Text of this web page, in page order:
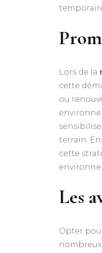
Lors de la
cette
ou
terrain.
cette
Les
Opter
nombreux